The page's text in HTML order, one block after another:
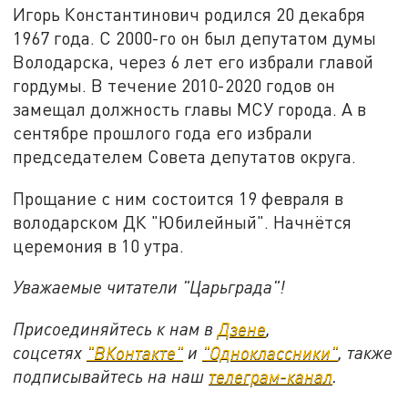
Игорь Константинович родился 20 декабря
1967 года. С 2000-го он был депутатом думы
Володарска, через 6 лет его избрали главой
гордумы. В течение 2010-2020 годов он
замещал должность главы МСУ города. А в
сентябре прошлого года его избрали
председателем Совета депутатов округа.
Прощание с ним состоится 19 февраля в
володарском ДК "Юбилейный". Начнётся
церемония в 10 утра.
Уважаемые читатели "Царьграда"!
Присоединяйтесь к нам вДзене,
соцсетях "ВКонтакте" и "Одноклассники", также
подписывайтесь на наш телеграм-канал.